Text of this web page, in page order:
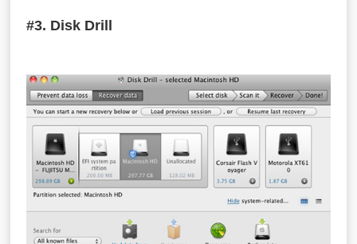
#3. Disk Drill